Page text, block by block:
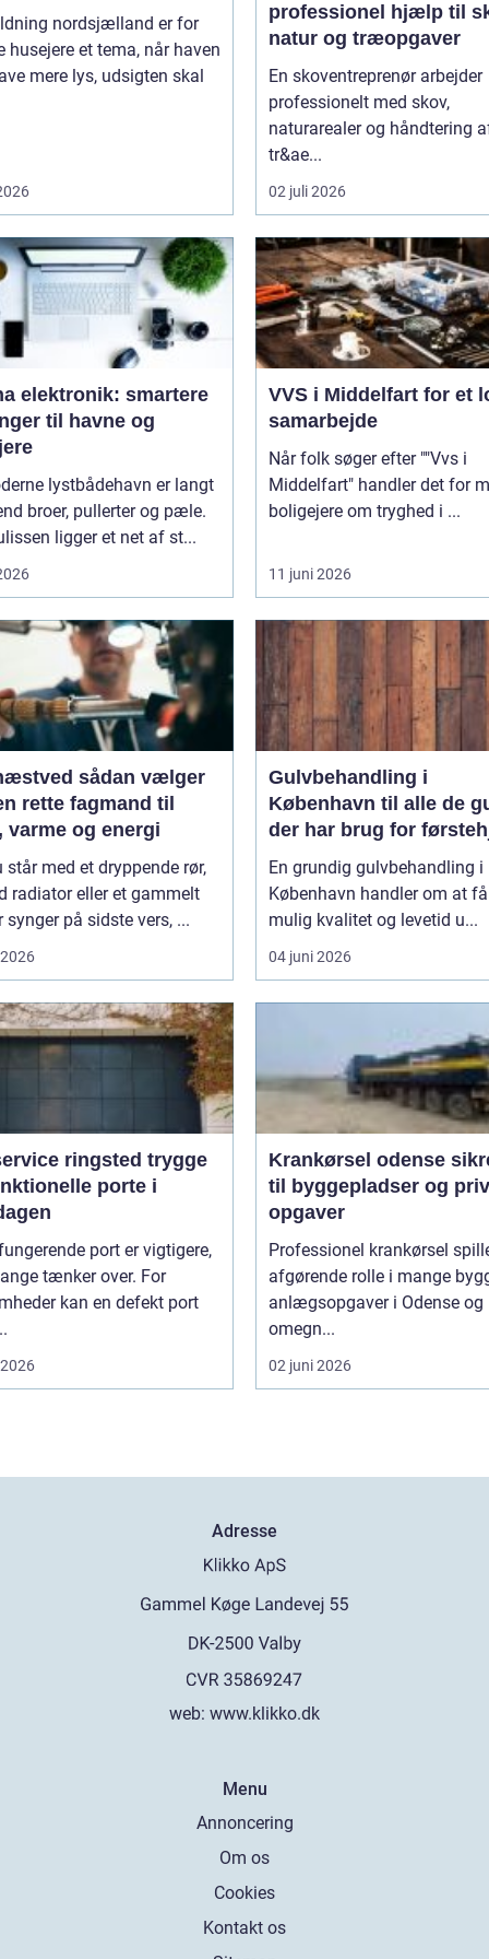
nordsjælland er for
husejere et tema, når haven
mere lys, udsigten skal
professionel hjælp til
natur og træopgaver
En skoventreprenør arbejder
professionelt med skov,
naturarealer og håndtering
tr&ae...
02 juli 2026
elektronik: smartere
til havne og
lystbådehavn er langt
broer, pullerter og pæle.
ligger et net af st...
VVS i Middelfart for et
samarbejde
Når folk søger efter ""Vvs i
Middelfart" handler det for
boligejere om tryghed i ...
11 juni 2026
sådan vælger
rette fagmand til
varme og energi
står med et dryppende rør,
radiator eller et gammelt
synger på sidste vers, ...
Gulvbehandling i
København til alle de
der har brug for
En grundig gulvbehandling i
København handler om at
mulig kvalitet og levetid u...
04 juni 2026
ringsted trygge
porte i
port er vigtigere,
tænker over. For
kan en defekt port
Krankørsel odense sikre løft
til byggepladser og
opgaver
Professionel krankørsel
afgørende rolle i mange
anlægsopgaver i Odense og
omegn...
02 juni 2026
Adresse
web: www.klikko.dk
Menu
Annoncering
Om os
Cookies
Kontakt os